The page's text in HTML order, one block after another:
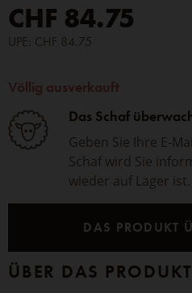
CHF 84.75
UPE: CHF 84.75
Völlig ausverkauft
Das Schaf
Geben Sie Ihre E-
Schaf wird Sie
wieder auf Lager ist.
DAS PRODUKT
ÜBER DAS PRODUKT